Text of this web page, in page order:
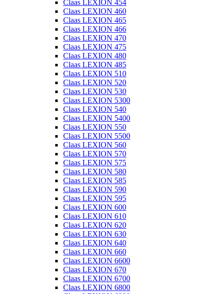
Claas LEXION 454
Claas LEXION 460
Claas LEXION 465
Claas LEXION 466
Claas LEXION 470
Claas LEXION 475
Claas LEXION 480
Claas LEXION 485
Claas LEXION 510
Claas LEXION 520
Claas LEXION 530
Claas LEXION 5300
Claas LEXION 540
Claas LEXION 5400
Claas LEXION 550
Claas LEXION 5500
Claas LEXION 560
Claas LEXION 570
Claas LEXION 575
Claas LEXION 580
Claas LEXION 585
Claas LEXION 590
Claas LEXION 595
Claas LEXION 600
Claas LEXION 610
Claas LEXION 620
Claas LEXION 630
Claas LEXION 640
Claas LEXION 660
Claas LEXION 6600
Claas LEXION 670
Claas LEXION 6700
Claas LEXION 6800